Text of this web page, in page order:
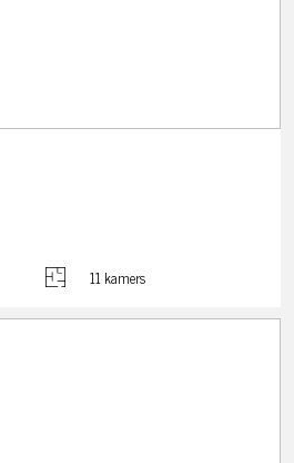
11 kamers